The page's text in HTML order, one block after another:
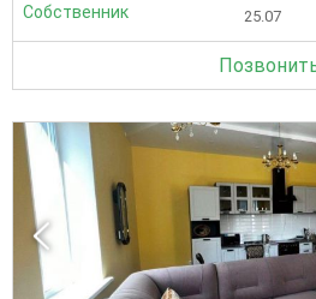
Собственник 25.07